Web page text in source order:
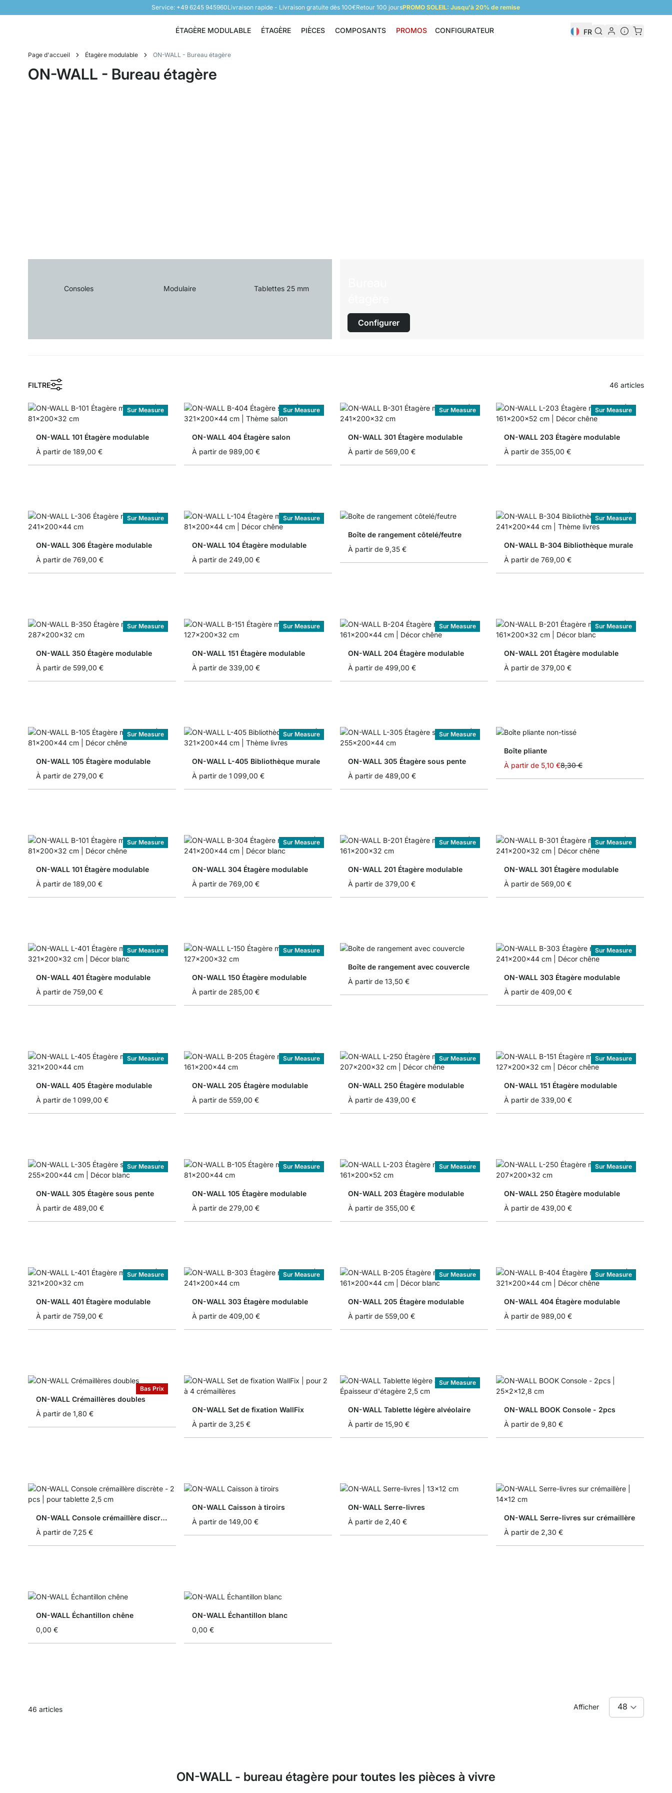
Service: +49 6245 945960Livraison rapide - Livraison gratuite dès 100€Retour 100 joursPROMO SOLEIL: Jusqu'à 20% de remise
ÉTAGÈRE MODULABLE
Étagère modulable
ÉTAGÈRE
Étagère
PIÈCES
Pièces
COMPOSANTS
Composants
PROMOS CONFIGURATEUR FR
Page d'accueil Étagère modulable ON-WALL - Bureau étagère
ON-WALL - Bureau étagère
Consoles Modulaire Tablettes 25 mm
Configurer
FILTRE 46 articles
Sur Measure
ON-WALL 101 Étagère modulable
À partir de 189,00 €
Sur Measure
ON-WALL 404 Étagère salon
À partir de 989,00 €
Sur Measure
ON-WALL 301 Étagère modulable
À partir de 569,00 €
Sur Measure
ON-WALL 203 Étagère modulable
À partir de 355,00 €
Sur Measure
ON-WALL 306 Étagère modulable
À partir de 769,00 €
Sur Measure
ON-WALL 104 Étagère modulable
À partir de 249,00 €
Boîte de rangement côtelé/feutre
À partir de 9,35 €
Sur Measure
ON-WALL B-304 Bibliothèque murale
À partir de 769,00 €
Sur Measure
ON-WALL 350 Étagère modulable
À partir de 599,00 €
Sur Measure
ON-WALL 151 Étagère modulable
À partir de 339,00 €
Sur Measure
ON-WALL 204 Étagère modulable
À partir de 499,00 €
Sur Measure
ON-WALL 201 Étagère modulable
À partir de 379,00 €
Sur Measure
ON-WALL 105 Étagère modulable
À partir de 279,00 €
Sur Measure
ON-WALL L-405 Bibliothèque murale
À partir de 1 099,00 €
Sur Measure
ON-WALL 305 Étagère sous pente
À partir de 489,00 €
Boîte pliante
À partir de 5,10 €8,30 €
Sur Measure
ON-WALL 101 Étagère modulable
À partir de 189,00 €
Sur Measure
ON-WALL 304 Étagère modulable
À partir de 769,00 €
Sur Measure
ON-WALL 201 Étagère modulable
À partir de 379,00 €
Sur Measure
ON-WALL 301 Étagère modulable
À partir de 569,00 €
Sur Measure
ON-WALL 401 Étagère modulable
À partir de 759,00 €
Sur Measure
ON-WALL 150 Étagère modulable
À partir de 285,00 €
Boîte de rangement avec couvercle
À partir de 13,50 €
Sur Measure
ON-WALL 303 Étagère modulable
À partir de 409,00 €
Sur Measure
ON-WALL 405 Étagère modulable
À partir de 1 099,00 €
Sur Measure
ON-WALL 205 Étagère modulable
À partir de 559,00 €
Sur Measure
ON-WALL 250 Étagère modulable
À partir de 439,00 €
Sur Measure
ON-WALL 151 Étagère modulable
À partir de 339,00 €
Sur Measure
ON-WALL 305 Étagère sous pente
À partir de 489,00 €
Sur Measure
ON-WALL 105 Étagère modulable
À partir de 279,00 €
Sur Measure
ON-WALL 203 Étagère modulable
À partir de 355,00 €
Sur Measure
ON-WALL 250 Étagère modulable
À partir de 439,00 €
Sur Measure
ON-WALL 401 Étagère modulable
À partir de 759,00 €
Sur Measure
ON-WALL 303 Étagère modulable
À partir de 409,00 €
Sur Measure
ON-WALL 205 Étagère modulable
À partir de 559,00 €
Sur Measure
ON-WALL 404 Étagère modulable
À partir de 989,00 €
Bas Prix
ON-WALL Crémaillères doubles
À partir de 1,80 €
ON-WALL Set de fixation WallFix
À partir de 3,25 €
Sur Measure
ON-WALL Tablette légère alvéolaire
À partir de 15,90 €
ON-WALL BOOK Console - 2pcs
À partir de 9,80 €
ON-WALL Console crémaillère discrète - 2 pcs
À partir de 7,25 €
ON-WALL Caisson à tiroirs
À partir de 149,00 €
ON-WALL Serre-livres
À partir de 2,40 €
ON-WALL Serre-livres sur crémaillère
À partir de 2,30 €
ON-WALL Échantillon chêne
0,00 €
ON-WALL Échantillon blanc
0,00 €
46 articles Afficher
ON-WALL - bureau étagère pour toutes les pièces à vivre